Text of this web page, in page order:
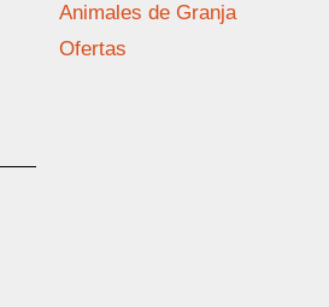
Animales de Granja
Ofertas